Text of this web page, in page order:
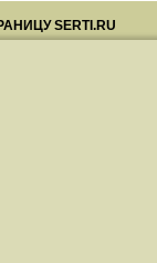
SERTI.RU